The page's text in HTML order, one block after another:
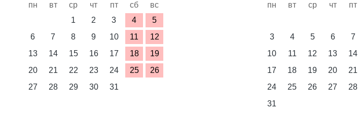
пн вт ср чт пт сб
вс
1
2 3 4
5
6
7 8 9 10 11
12
13
14 15 16 17 18
19
20
21 22 23 24 25
26
27
28 29 30 31
пн вт ср чт пт
3
4 5 6 7
10
11 12 13 14
17
18 19 20 21
24
25 26 27 28
31